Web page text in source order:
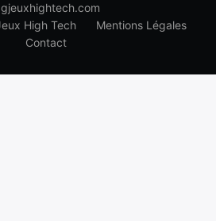
High Tech
Mentions Légales
Contact